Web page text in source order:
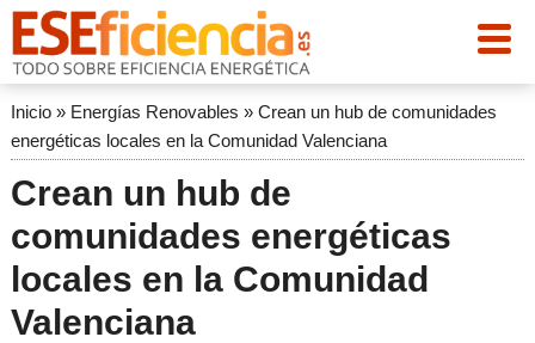
Inicio» Energías Renovables » Crean un hub de comunidades
energéticas locales en la Comunidad Valenciana
Crean un hub de
comunidades energéticas
locales en la Comunidad
Valenciana